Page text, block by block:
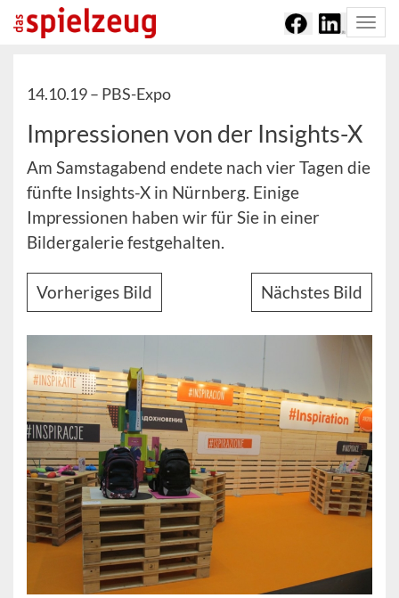
14.10.19 – PBS-Expo
Impressionen von der Insights-X
Am Samstagabend endete nach vier Tagen die
fünfte Insights-X in Nürnberg. Einige
Impressionen haben wir für Sie in einer
Bildergalerie festgehalten.
Vorheriges Bild Nächstes Bild